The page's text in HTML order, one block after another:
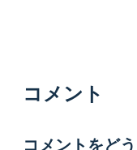
コメント
コメントをど